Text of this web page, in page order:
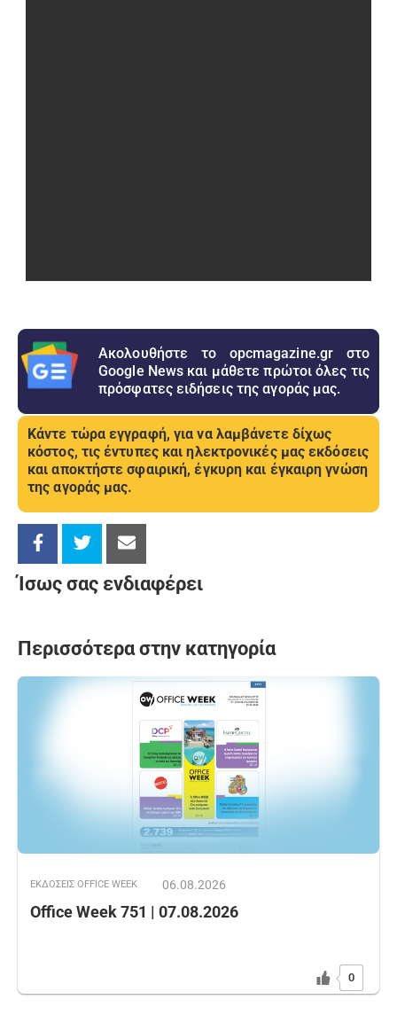
Ακολουθήστε το opcmagazine.gr στο
Google News και μάθετε πρώτοι όλες τις
πρόσφατες ειδήσεις της αγοράς μας.
Κάντε τώρα εγγραφή, για να λαμβάνετε δίχως
κόστος, τις έντυπες και ηλεκτρονικές μας εκδόσεις
και αποκτήστε σφαιρική, έγκυρη και έγκαιρη γνώση
της αγοράς μας.
Ίσως σας ενδιαφέρει
Περισσότερα στην κατηγορία
ΕΚΔOΣΕΙΣ OFFICE WEEK 06.08.2026
Office Week 751 | 07.08.2026
0